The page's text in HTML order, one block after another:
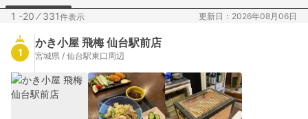
1 -20 ⁄331件表示 更新日：2026年08月06日
1
かき小屋 飛梅 仙台駅前店
宮城県 / 仙台駅東口周辺